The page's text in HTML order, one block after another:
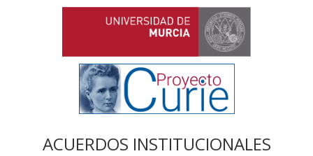
ACUERDOS INSTITUCIONALES